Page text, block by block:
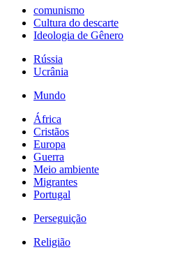
comunismo
Cultura do descarte
Ideologia de Gênero
Rússia
Ucrânia
Mundo
África
Cristãos
Europa
Guerra
Meio ambiente
Migrantes
Portugal
Perseguição
Religião